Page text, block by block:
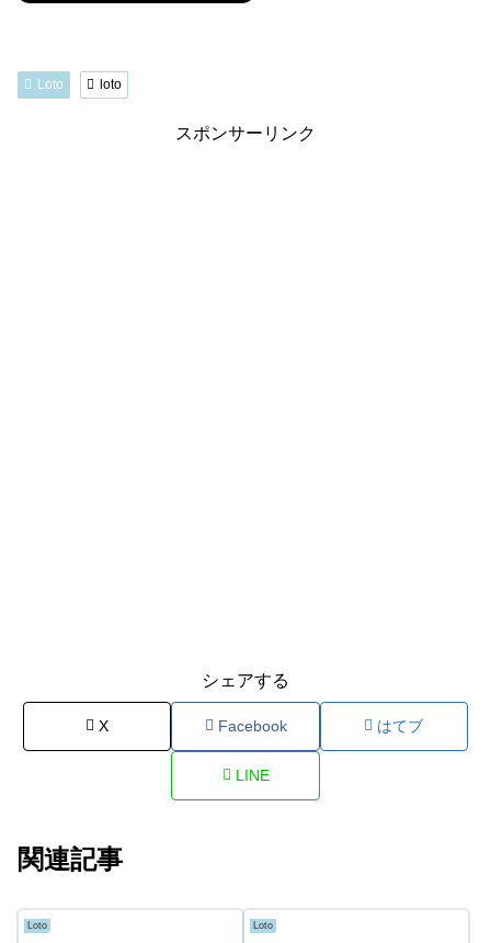
Loto loto
スポンサーリンク
シェアする
X Facebook はてブ
LINE
関連記事
Loto Loto